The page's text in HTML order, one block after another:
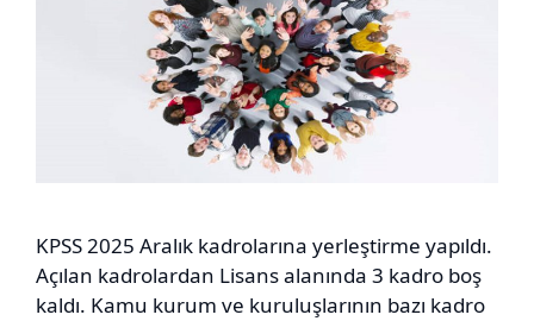
KPSS 2025 Aralık kadrolarına yerleştirme yapıldı.
Açılan kadrolardan Lisans alanında 3 kadro boş
kaldı. Kamu kurum ve kuruluşlarının bazı kadro